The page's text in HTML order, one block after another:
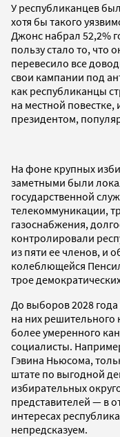
У республиканцев
хотя бы такого
Джонс набрал 52,2%
пользу стало то, что
перевесило все
свои кампании под
как республиканцы
на местной
президентом,
На фоне крупных
заметными были
государственной
телекоммуникации,
газоснабжения,
контролировали
из пяти ее членов, и
колеблющейся
трое
До выборов 2028
на них решительного
более умеренного
социалисты.
Гэвина Ньюсома,
штате по выгодной
избирательных
представителей — в
интересах
непредсказуем.